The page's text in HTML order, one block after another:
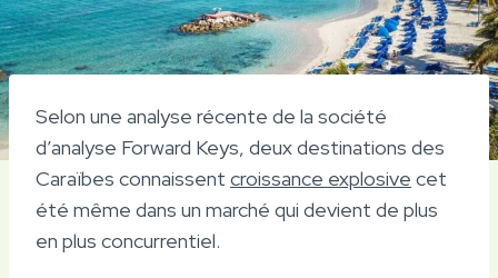
Selon une analyse récente de la société
d’analyse Forward Keys, deux destinations des
Caraïbes connaissent croissance explosive cet
été même dans un marché qui devient de plus
en plus concurrentiel.